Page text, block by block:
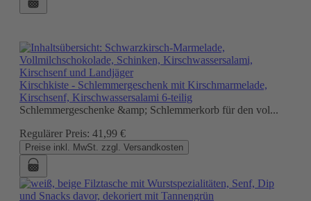
Kirschkiste - Schlemmergeschenk mit Kirschmarmelade,
Kirschsenf, Kirschwassersalami 6-teilig
Schlemmergeschenke &amp; Schlemmerkorb für den vol...
Regulärer Preis: 41,99 €
Preise inkl. MwSt. zzgl. Versandkosten